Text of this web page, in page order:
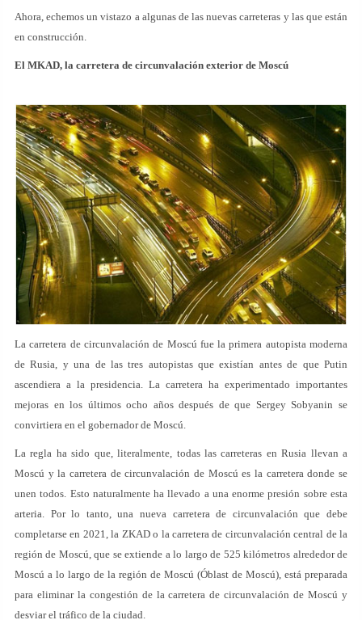
Ahora, echemos un vistazo a algunas de las nuevas carreteras y las que están
en construcción.
El MKAD, la carretera de circunvalación exterior de Moscú
La carretera de circunvalación de Moscú fue la primera autopista moderna
de Rusia, y una de las tres autopistas que existían antes de que Putin
ascendiera a la presidencia. La carretera ha experimentado importantes
mejoras en los últimos ocho años después de que Sergey Sobyanin se
convirtiera en el gobernador de Moscú.
La regla ha sido que, literalmente, todas las carreteras en Rusia llevan a
Moscú y la carretera de circunvalación de Moscú es la carretera donde se
unen todos. Esto naturalmente ha llevado a una enorme presión sobre esta
arteria. Por lo tanto, una nueva carretera de circunvalación que debe
completarse en 2021, la ZKAD o la carretera de circunvalación central de la
región de Moscú, que se extiende a lo largo de 525 kilómetros alrededor de
Moscú a lo largo de la región de Moscú (Óblast de Moscú), está preparada
para eliminar la congestión de la carretera de circunvalación de Moscú y
desviar el tráfico de la ciudad.